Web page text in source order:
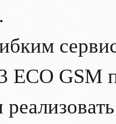
ECO GSM